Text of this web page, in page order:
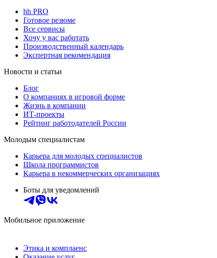
hh PRO
Готовое резюме
Все сервисы
Хочу у вас работать
Производственный календарь
Экспертная рекомендация
Новости и статьи
Блог
О компаниях в игровой форме
Жизнь в компании
ИТ-проекты
Рейтинг работодателей России
Молодым специалистам
Карьера для молодых специалистов
Школа программистов
Карьера в некоммерческих организациях
Боты для уведомлений
Мобильное приложение
Этика и комплаенс